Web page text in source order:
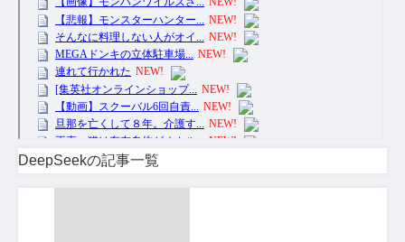
DeepSeekの記事一覧